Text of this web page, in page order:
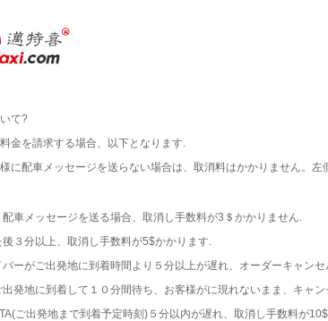
て?
金を請求する場合、以下となります.
に配車メッセージを送らない場合は、取消料はかかりません。
車メッセージを送る場合、取消し手数料が3＄かかりません.
３分以上、取消し手数料が5$かかります.
ーがご出発地に到着時間より５分以上が遅れ、オーダーキャン
発地に到着して１０分間待ち、お客様がに現れないまま、キャ
ご出発地まで到着予定時刻)５分以内が遅れ、取消し手数料が